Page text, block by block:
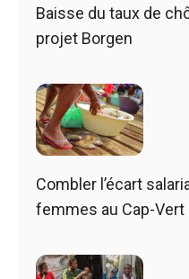
Baisse du taux de
projet Borgen
Combler l’écart
femmes au Cap-Vert